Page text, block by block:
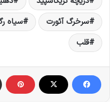
سرخرگ آئورت
سیاه
قلب